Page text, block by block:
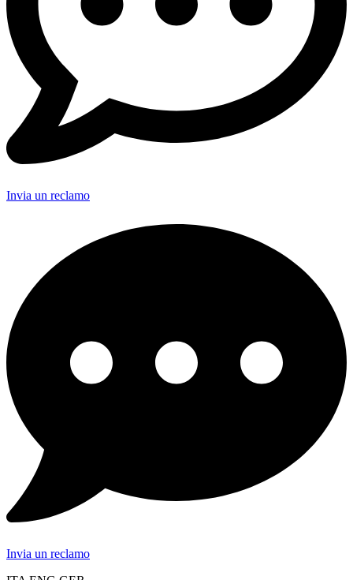
Invia un reclamo
Invia un reclamo